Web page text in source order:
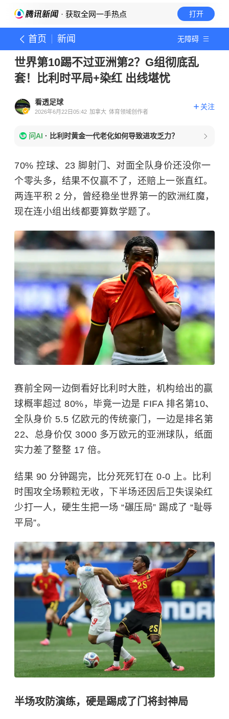
· 获取全网一手热点 打开
首页 新闻 无障碍
世界第10踢不过亚洲第2？G组彻底乱
套！比利时平局+染红 出线堪忧
看透足球
2026年6月22日05:42 加拿大 体育领域创作者
关注
问AI · 比利时黄金一代老化如何导致进攻乏力？
70% 控球、23 脚射门、对面全队身价还没你一
个零头多，结果不仅赢不了，还赔上一张直红。
两连平积 2 分，曾经稳坐世界第一的欧洲红魔，
现在连小组出线都要算数学题了。
赛前全网一边倒看好比利时大胜，机构给出的赢
球概率超过 80%，毕竟一边是 FIFA 排名第10、
全队身价 5.5 亿欧元的传统豪门，一边是排名第
22、总身价仅 3000 多万欧元的亚洲球队，纸面
实力差了整整 17 倍。
结果 90 分钟踢完，比分死死钉在 0-0 上。比利
时围攻全场颗粒无收，下半场还因后卫失误染红
少打一人，硬生生把一场 “碾压局” 踢成了 “耻辱
平局”。
半场攻防演练，硬是踢成了门将封神局